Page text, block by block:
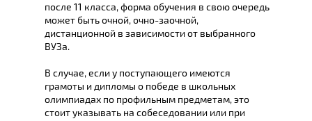
после 11 класса, форма обучения в свою очередь
может быть очной, очно-заочной,
дистанционной в зависимости от выбранного
ВУЗа.
В случае, если у поступающего имеются
грамоты и дипломы о победе в школьных
олимпиадах по профильным предметам, это
стоит указывать на собеседовании или при